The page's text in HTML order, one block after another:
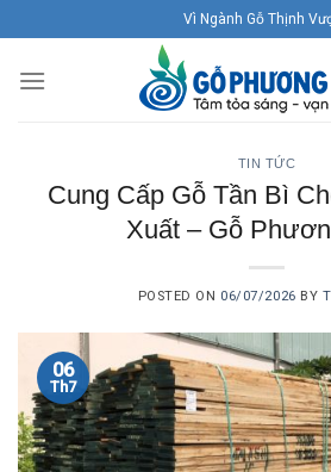
to
content
Vì Ngành Gỗ Thịnh
TIN TỨC
Cung Cấp Gỗ Tần Bì
Xuất – Gỗ
POSTED ON 06/07/2026 BY
06
Th7